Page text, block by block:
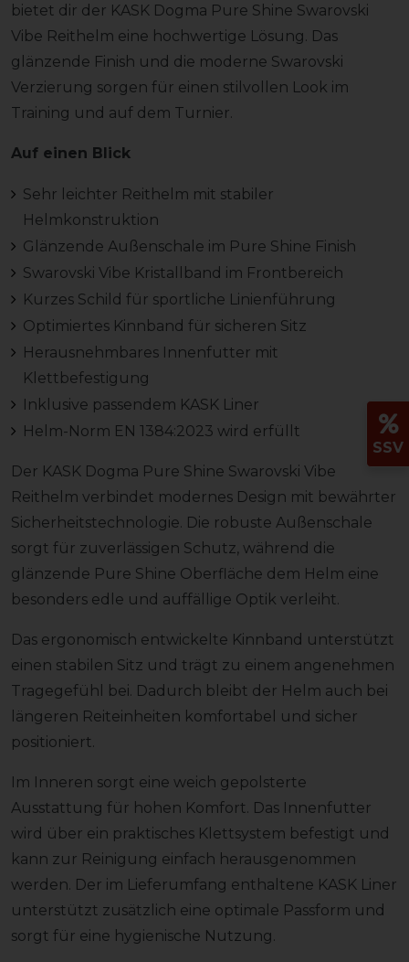
bietet dir der KASK Dogma Pure Shine Swarovski
Vibe Reithelm eine hochwertige Lösung. Das
glänzende Finish und die moderne Swarovski
Verzierung sorgen für einen stilvollen Look im
Training und auf dem Turnier.
Auf einen Blick
Sehr leichter Reithelm mit stabiler
Helmkonstruktion
Glänzende Außenschale im Pure Shine Finish
Swarovski Vibe Kristallband im Frontbereich
Kurzes Schild für sportliche Linienführung
Optimiertes Kinnband für sicheren Sitz
Herausnehmbares Innenfutter mit
Klettbefestigung
Inklusive passendem KASK Liner
Helm-Norm EN 1384:2023 wird erfüllt
Der KASK Dogma Pure Shine Swarovski Vibe
Reithelm verbindet modernes Design mit bewährter
Sicherheitstechnologie. Die robuste Außenschale
sorgt für zuverlässigen Schutz, während die
glänzende Pure Shine Oberfläche dem Helm eine
besonders edle und auffällige Optik verleiht.
Das ergonomisch entwickelte Kinnband unterstützt
einen stabilen Sitz und trägt zu einem angenehmen
Tragegefühl bei. Dadurch bleibt der Helm auch bei
längeren Reiteinheiten komfortabel und sicher
positioniert.
Im Inneren sorgt eine weich gepolsterte
Ausstattung für hohen Komfort. Das Innenfutter
wird über ein praktisches Klettsystem befestigt und
kann zur Reinigung einfach herausgenommen
werden. Der im Lieferumfang enthaltene KASK Liner
unterstützt zusätzlich eine optimale Passform und
sorgt für eine hygienische Nutzung.
SSV